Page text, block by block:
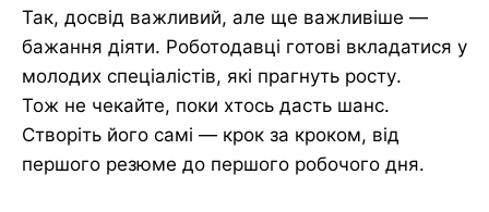
Так, досвід важливий, але ще важливіше —
бажання діяти. Роботодавці готові вкладатися у
молодих спеціалістів, які прагнуть росту.
Тож не чекайте, поки хтось дасть шанс.
Створіть його самі — крок за кроком, від
першого резюме до першого робочого дня.